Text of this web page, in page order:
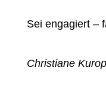
Sei engagiert –
Christiane